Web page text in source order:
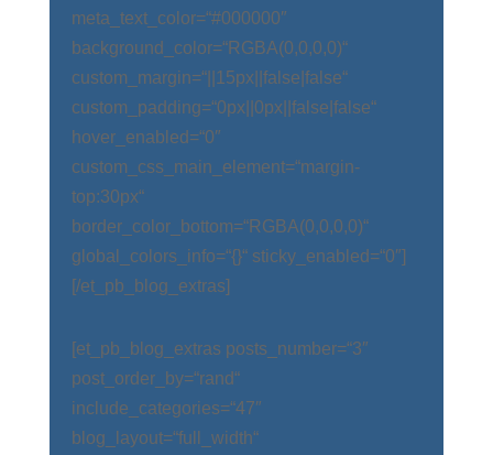
meta_text_color=“#000000″
background_color=“RGBA(0,0,0,0)“
custom_margin=“||15px||false|false“
custom_padding=“0px||0px||false|false“
hover_enabled=“0″
custom_css_main_element=“margin-
top:30px“
border_color_bottom=“RGBA(0,0,0,0)“
global_colors_info=“{}“ sticky_enabled=“0″]
[/et_pb_blog_extras]
[et_pb_blog_extras posts_number=“3″
post_order_by=“rand“
include_categories=“47″
blog_layout=“full_width“